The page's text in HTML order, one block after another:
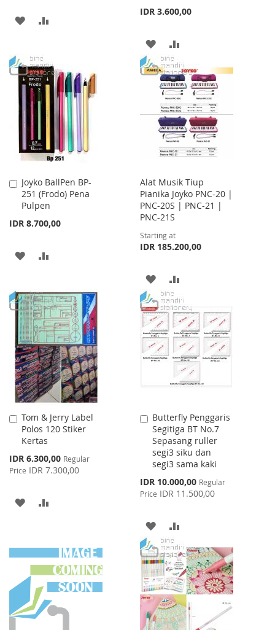
ADD
WISH
LIST
COMPARE
IDR 3.600,00
ADD
TO
WISH
LIST
TO
COMPARE
Joyko BallPen BP-
251 (Frodo) Pena
Pulpen
IDR 8.700,00
Add
to
Cart
ADD
WISH
LIST
COMPARE
Alat Musik Tiup
Pianika Joyko PNC-20 |
PNC-20S | PNC-21 |
PNC-21S
Starting at
IDR 185.200,00
ADD
TO
WISH
LIST
TO
COMPARE
Tom & Jerry Label
Polos 120 Stiker
Kertas
Special
Price
IDR 6.300,00 Regular
Price IDR 7.300,00
Add
to
Cart
ADD
LIST
Butterfly Penggaris
Segitiga BT No.7
Sepasang ruller
segi3 siku dan
segi3 sama kaki
Special
Price
IDR 10.000,00 Regular
Price IDR 11.500,00
Add
to
Cart
ADD
TO
WISH
LIST
TO
COMPARE